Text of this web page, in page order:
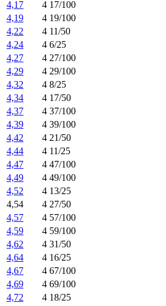
4,17
4 17/100
4,19
4 19/100
4,22
4 11/50
4,24
4 6/25
4,27
4 27/100
4,29
4 29/100
4,32
4 8/25
4,34
4 17/50
4,37
4 37/100
4,39
4 39/100
4,42
4 21/50
4,44
4 11/25
4,47
4 47/100
4,49
4 49/100
4,52
4 13/25
4,54
4 27/50
4,57
4 57/100
4,59
4 59/100
4,62
4 31/50
4,64
4 16/25
4,67
4 67/100
4,69
4 69/100
4,72
4 18/25